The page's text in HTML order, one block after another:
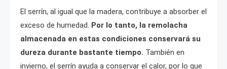
El serrín, al igual que la madera, contribuye a absorber el
exceso de humedad. Por lo tanto, la remolacha
almacenada en estas condiciones conservará su
dureza durante bastante tiempo. También en
invierno, el serrín ayuda a conservar el calor, por lo que